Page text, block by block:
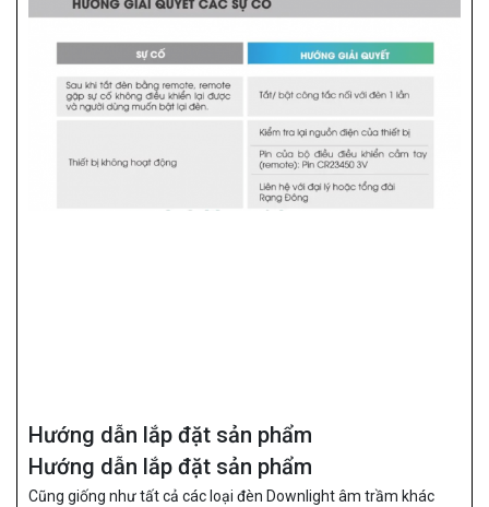
Hướng dẫn lắp đặt sản phẩm
Hướng dẫn lắp đặt sản phẩm
Cũng giống như tất cả các loại đèn Downlight âm trầm khác